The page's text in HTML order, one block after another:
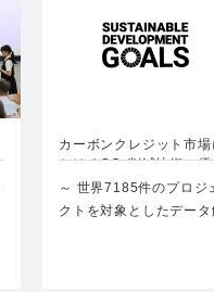
カーボンクレジット市場
おけるCO₂削減技術の
～ 世界7185件のプロジ
クトを対象としたデータ